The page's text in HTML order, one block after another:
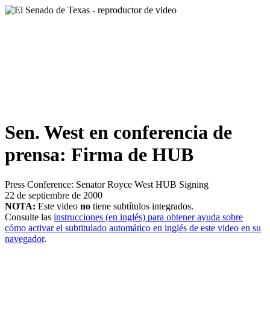
Sen. West en conferencia de
prensa: Firma de HUB
Press Conference: Senator Royce West HUB Signing
22 de septiembre de 2000
NOTA: Este video no tiene subtítulos integrados.
Consulte las instrucciones (en inglés) para obtener ayuda sobre
cómo activar el subtitulado automático en inglés de este video en su
navegador.